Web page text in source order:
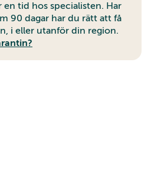
en tid hos specialisten. Har
90 dagar har du rätt att få
i eller utanför din region.